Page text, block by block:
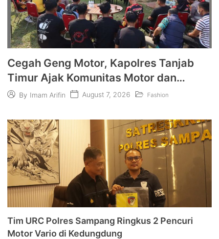
Cegah Geng Motor, Kapolres Tanjab
Timur Ajak Komunitas Motor dan
Pelajar Jaga Kamtibmas
By Imam Arifin August 7, 2026 Fashion
Tim URC Polres Sampang Ringkus 2 Pencuri
Motor Vario di Kedungdung